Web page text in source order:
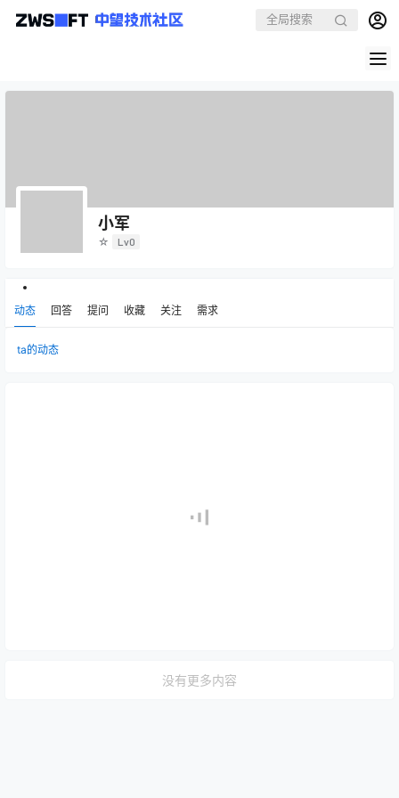
小军
☆ Lv0
动态 回答 提问 收藏 关注 需求
ta的动态
没有更多内容